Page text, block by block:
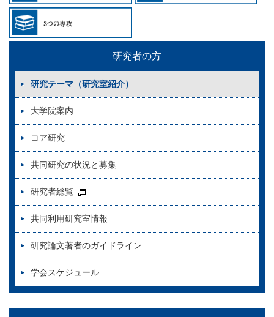
研究者の方
研究テーマ（研究室紹介）
大学院案内
コア研究
共同研究の状況と募集
研究者総覧
共同利用研究室情報
研究論文著者のガイドライン
学会スケジュール